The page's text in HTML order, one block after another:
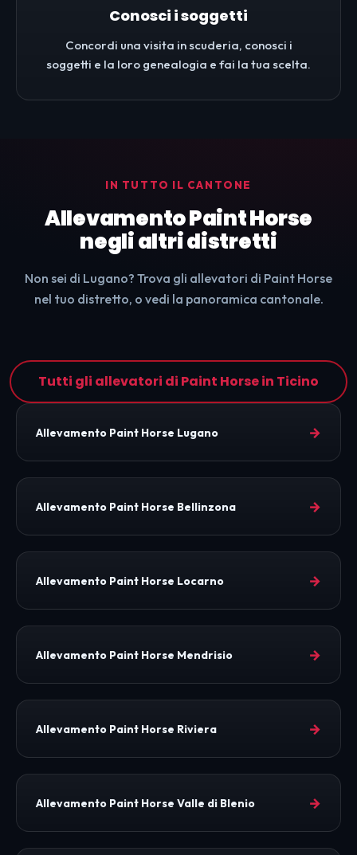
Conosci i soggetti
Concordi una visita in scuderia, conosci i
soggetti e la loro genealogia e fai la tua scelta.
IN TUTTO IL CANTONE
Allevamento Paint Horse
negli altri distretti
Non sei di Lugano? Trova gli allevatori di Paint Horse
nel tuo distretto, o vedi la panoramica cantonale.
Tutti gli allevatori di Paint Horse in Ticino
Allevamento Paint Horse Lugano →
Allevamento Paint Horse Bellinzona →
Allevamento Paint Horse Locarno →
Allevamento Paint Horse Mendrisio →
Allevamento Paint Horse Riviera →
Allevamento Paint Horse Valle di Blenio →